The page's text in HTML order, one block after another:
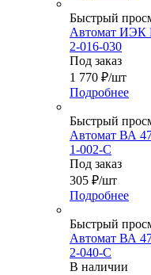
Быстрый
Автомат ИЭК
2-016-030
Под заказ
1 770 ₽/шт
Подробнее
Быстрый
Автомат ВА
1-002-C
Под заказ
305 ₽/шт
Подробнее
Быстрый
Автомат ВА
2-040-C
В наличии